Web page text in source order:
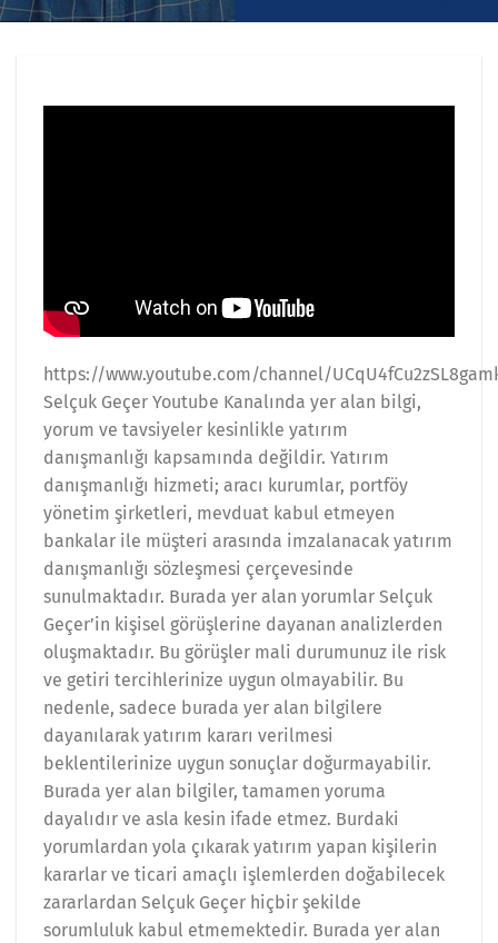
https://www.youtube.com/channel/
Selçuk Geçer Youtube Kanalında yer alan bilgi,
yorum ve tavsiyeler kesinlikle yatırım
danışmanlığı kapsamında değildir. Yatırım
danışmanlığı hizmeti; aracı kurumlar, portföy
yönetim şirketleri, mevduat kabul etmeyen
bankalar ile müşteri arasında imzalanacak yatırım
danışmanlığı sözleşmesi çerçevesinde
sunulmaktadır. Burada yer alan yorumlar Selçuk
Geçer’in kişisel görüşlerine dayanan analizlerden
oluşmaktadır. Bu görüşler mali durumunuz ile risk
ve getiri tercihlerinize uygun olmayabilir. Bu
nedenle, sadece burada yer alan bilgilere
dayanılarak yatırım kararı verilmesi
beklentilerinize uygun sonuçlar doğurmayabilir.
Burada yer alan bilgiler, tamamen yoruma
dayalıdır ve asla kesin ifade etmez. Burdaki
yorumlardan yola çıkarak yatırım yapan kişilerin
kararlar ve ticari amaçlı işlemlerden doğabilecek
zararlardan Selçuk Geçer hiçbir şekilde
sorumluluk kabul etmemektedir. Burada yer alan